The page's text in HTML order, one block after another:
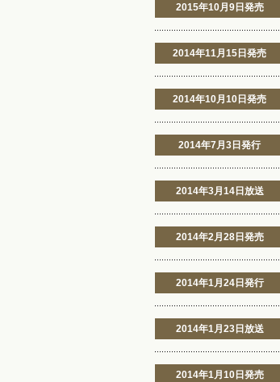
2015年10月9日発売
2014年11月15日発売
2014年10月10日発売
2014年7月3日発行
2014年3月14日放送
2014年2月28日発売
2014年1月24日発行
2014年1月23日放送
2014年1月10日発売